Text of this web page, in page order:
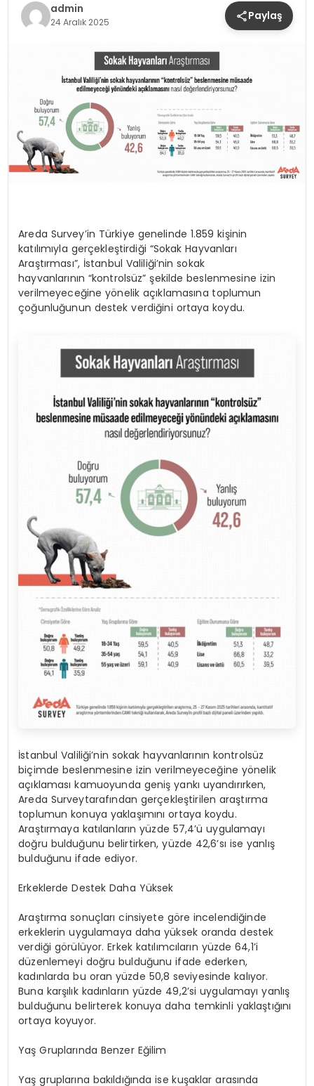
admin
24 Aralık 2025 Paylaş
Areda Survey’in Türkiye genelinde 1.859 kişinin
katılımıyla gerçekleştirdiği “Sokak Hayvanları
Araştırması”, İstanbul Valiliği’nin sokak
hayvanlarının “kontrolsüz” şekilde beslenmesine izin
verilmeyeceğine yönelik açıklamasına toplumun
çoğunluğunun destek verdiğini ortaya koydu.
İstanbul Valiliği’nin sokak hayvanlarının kontrolsüz
biçimde beslenmesine izin verilmeyeceğine yönelik
açıklaması kamuoyunda geniş yankı uyandırırken,
Areda Surveytarafından gerçekleştirilen araştırma
toplumun konuya yaklaşımını ortaya koydu.
Araştırmaya katılanların yüzde 57,4’ü uygulamayı
doğru bulduğunu belirtirken, yüzde 42,6’sı ise yanlış
bulduğunu ifade ediyor.
Erkeklerde Destek Daha Yüksek
Araştırma sonuçları cinsiyete göre incelendiğinde
erkeklerin uygulamaya daha yüksek oranda destek
verdiği görülüyor. Erkek katılımcıların yüzde 64,1’i
düzenlemeyi doğru bulduğunu ifade ederken,
kadınlarda bu oran yüzde 50,8 seviyesinde kalıyor.
Buna karşılık kadınların yüzde 49,2’si uygulamayı yanlış
bulduğunu belirterek konuya daha temkinli yaklaştığını
ortaya koyuyor.
Yaş Gruplarında Benzer Eğilim
Yaş gruplarına bakıldığında ise kuşaklar arasında